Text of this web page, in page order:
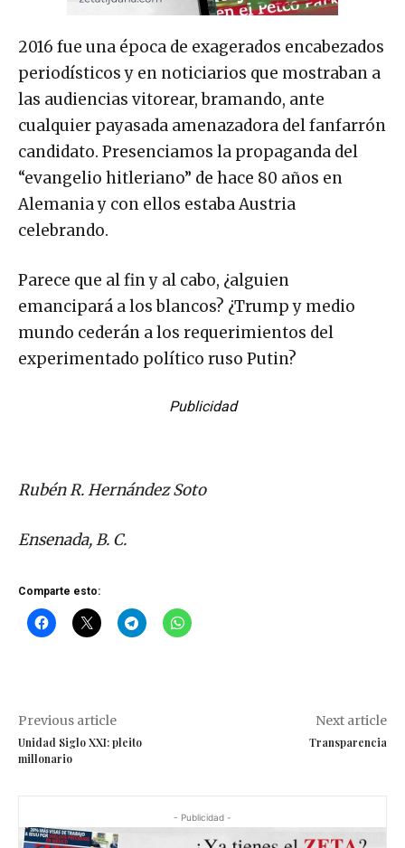
2016 fue una época de exagerados encabezados
periodísticos y en noticiarios que mostraban a
las audiencias vitorear, bramando, ante
cualquier payasada amenazadora del fanfarrón
candidato. Presenciamos la propaganda del
“evangelio hitleriano” de hace 80 años en
Alemania y con ellos estaba Austria
celebrando.
Parece que al fin y al cabo, ¿alguien
emancipará a los blancos? ¿Trump y medio
mundo cederán a los requerimientos del
experimentado político ruso Putin?
Publicidad
Rubén R. Hernández Soto
Ensenada, B. C.
Comparte esto:
Previous article
Unidad Siglo XXI: pleito
millonario
Next article
Transparencia
- Publicidad -